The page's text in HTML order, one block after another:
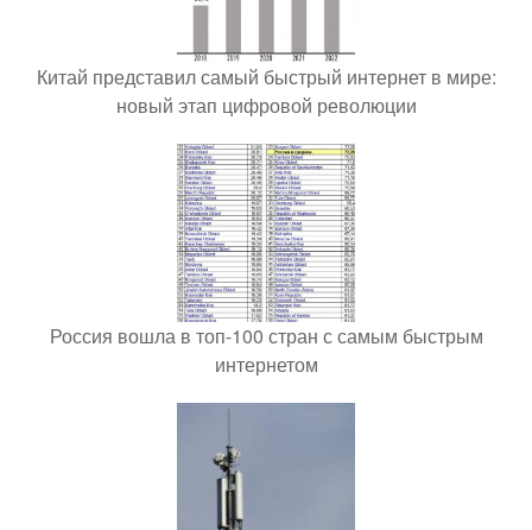
Китай представил самый быстрый интернет в мире:
новый этап цифровой революции
Россия вошла в топ-100 стран с самым быстрым
интернетом